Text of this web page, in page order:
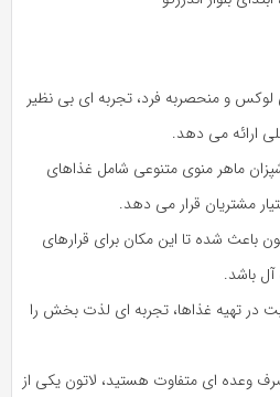
لوکس و منحصربه‌ فرد، تجربه‌ ای بی‌ نظیر
ارائه می‌ دهد.
ماهر منوی متنوعی شامل غذاهای
مشتریان قرار می‌ دهد.
باعث شده تا این مکان برای قرارهای
باشد.
در تهیه غذاها، تجربه‌ ای لذت‌ بخش را
وعده‌ ای متفاوت هستید، لاتون یکی از